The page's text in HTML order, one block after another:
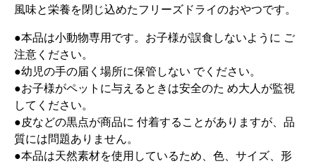
風味と栄養を閉じ込めたフリーズドライのおやつです。
●本品は小動物専用です。お子様が誤食しないように ご
注意ください。
●幼児の手の届く場所に保管しない でください。
●お子様がペットに与えるときは安全のた め大人が監視
してください。
●皮などの黒点が商品に 付着することがありますが、品
質には問題ありません。
●本品は天然素材を使用しているため、色、サイズ、形